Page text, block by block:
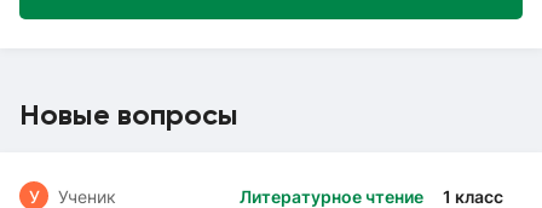
Новые вопросы
Литературное чтение 1 класс
У Ученик